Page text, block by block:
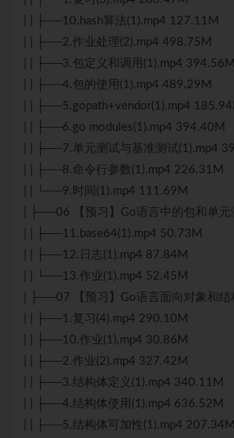
| | ├──10.hash算法(1).mp4 127.11M
| | ├──2.作业处理(2).mp4 498.75M
| | ├──3.包定义和调用(1).mp4 394.56M
| | ├──4.包的使用(1).mp4 489.29M
| | ├──5.gopath+vendor(1).mp4
| | ├──6.go modules(1).mp4 394.40M
| | ├──7.单元测试与基准测试(1).mp4
| | ├──8.命令行参数(1).mp4 226.31M
| | └──9.时间(1).mp4 111.69M
| ├──06 【预习】Go语言中的包和单元
| | ├──11.base64(1).mp4 50.73M
| | ├──12.日志(1).mp4 87.84M
| | └──13.作业(1).mp4 52.45M
| ├──07 【预习】Go语言面向对象和结
| | ├──1.复习(4).mp4 290.10M
| | ├──10.作业(1).mp4 30.86M
| | ├──2.作业(2).mp4 327.42M
| | ├──3.结构体定义(1).mp4 340.11M
| | ├──4.结构体使用(1).mp4 636.52M
| | ├──5.结构体可加性(1).mp4 207.34M